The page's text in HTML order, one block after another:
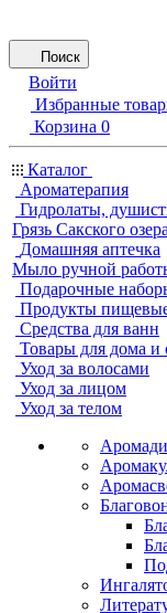
Поиск
Войти
Избранные
Корзина 0
Каталог
Ароматерапия
Гидролаты,
Грязь Сакского
Домашняя аптечка
Мыло ручной
Подарочные
Продукты
Средства для ванн
Товары для дома и
Уход за волосами
Уход за лицом
Уход за телом